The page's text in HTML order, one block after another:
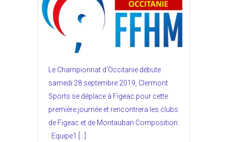
Le Championnat d’Occitanie débute
samedi 28 septembre 2019, Clermont
Sports se déplace à Figeac pour cette
première journée et rencontrera les clubs
de Figeac et de Montauban Composition:
Equipe1 […]